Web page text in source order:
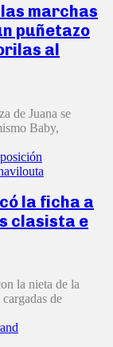
marchas
puñetazo
al
de Juana se
Baby,
vilouta
la ficha a
clasista e
la nieta de la
de